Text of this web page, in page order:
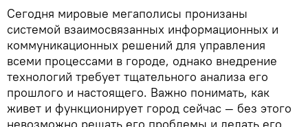
Сегодня мировые мегаполисы пронизаны
системой взаимосвязанных информационных и
коммуникационных решений для управления
всеми процессами в городе, однако внедрение
технологий требует тщательного анализа его
прошлого и настоящего. Важно понимать, как
живет и функционирует город сейчас — без этого